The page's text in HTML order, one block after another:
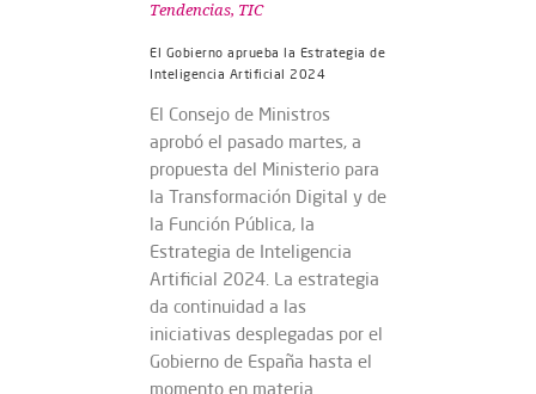
Tendencias, TIC
El Gobierno aprueba la Estrategia de
Inteligencia Artificial 2024
El Consejo de Ministros
aprobó el pasado martes, a
propuesta del Ministerio para
la Transformación Digital y de
la Función Pública, la
Estrategia de Inteligencia
Artificial 2024. La estrategia
da continuidad a las
iniciativas desplegadas por el
Gobierno de España hasta el
momento en materia